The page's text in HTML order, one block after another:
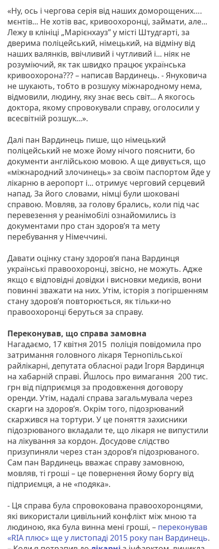
«Ну, ось і чергова серія від наших доморощених….
мєнтів... Не хотів вас, кривоохоронці, займати, але...
Лежу в клініці „Марієнхауз” у місті Штудгарті, за
дверима поліцейський, німецький, на відміну від
наших валянків, ввічливий і чутливий і... ніяк не
розуміючий, як так швидко працює українська
кривоохорона??? – написав Вардинець. - Януковича
не шукають, тобто в розшуку міжнародному нема,
відмовили, людину, яку знає весь світ... А якогось
доктора, якому спровокували справу, оголосили у
всесвітній розшук...».
Далі пан Вардинець пише, що німецький
поліцейський не може йому нічого пояснити, бо
документи англійською мовою. А ще дивується, що
«міжнародний злочинець» за своїм паспортом йде у
лікарню в аеропорт і... отримує черговий серцевий
напад. За його словами, німці були шоковані
справою. Мовляв, за голову брались, коли під час
перевезення у реанімобілі ознайомились із
документами про стан здоров’я та мету
перебування у Німеччині.
Давати оцінку стану здоров’я пана Вардинця
українські правоохоронці, звісно, не можуть. Адже
якщо є відповідні довідки і висновки медиків, вони
повинні зважати на них. Утім, історія з погіршенням
стану здоров’я повторюється, як тільки-но
правоохоронці беруться за справу.
Переконував, що справа замовна
Нагадаємо, 17 квітня 2015 поліція повідомила про
затримання головного лікаря Тернопільської
райлікарні, депутата обласної ради Ігоря Вардинця
на хабарній справі. Йшлось про вимагання 200 тис.
грн від підприємця за продовження договору
оренди. Утім, надалі справа загальмувала через
скарги на здоров’я. Окрім того, підозрюваний
скаржився на тортури. У це поняття захисники
підозрюваного вкладали те, що лікаря не випустили
на лікування за кордон. Досудове слідство
призупиняли через стан здоров’я підозрюваного.
Сам пан Вардинець вважає справу замовною,
мовляв, ті гроші – це повернення йому боргу від
підприємця, а не «подяка».
- Ця справа була спровокована правоохоронцями,
які використали цивільний конфлікт між мною та
людиною, яка була винна мені гроші, – переконував
«RIA плюс» ще у листопаді 2015 року пан Вардинець.